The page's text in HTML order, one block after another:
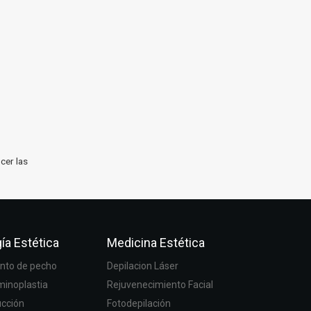
las
Estética
de pecho
Medicina Estética
Depilacion Láser
Rejuvenecimiento Facial
Fotodepilación